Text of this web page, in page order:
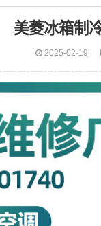
美菱冰箱制
2025-02-19